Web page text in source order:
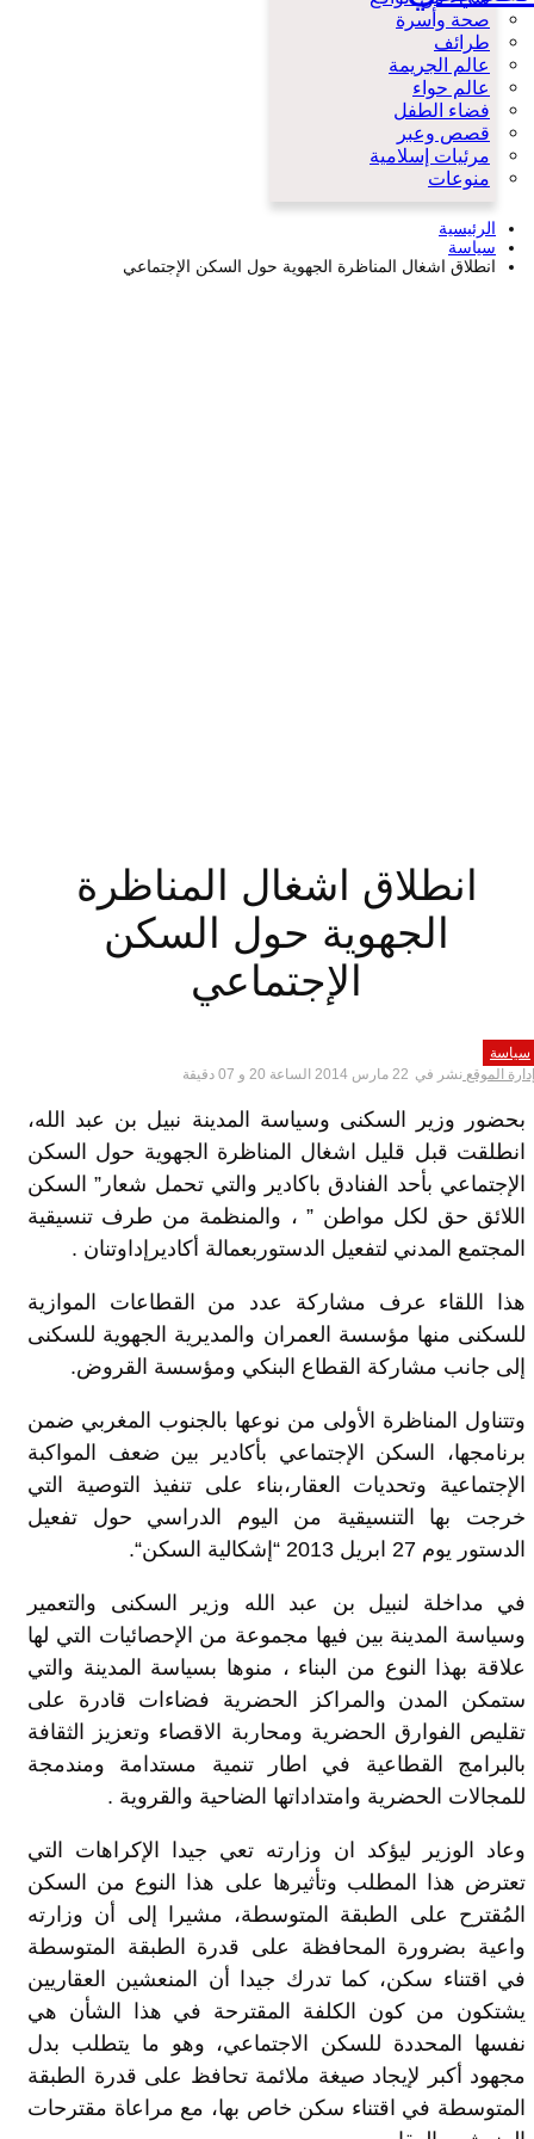
صحة وأسرة
طرائف
عالم الجريمة
عالم حواء
فضاء الطفل
قصص وعبر
مرئيات إسلامية
منوعات
الرئيسية
سياسة
انطلاق اشغال المناظرة الجهوية حول السكن الإجتماعي
انطلاق اشغال المناظرة
الجهوية حول السكن
الإجتماعي
سياسة
إدارة الموقع نشر في 22 مارس 2014 الساعة 20 و 07 دقيقة
بحضور وزير السكنى وسياسة المدينة نبيل بن عبد الله،
انطلقت قبل قليل اشغال المناظرة الجهوية حول السكن
الإجتماعي بأحد الفنادق باكادير والتي تحمل شعار” السكن
اللائق حق لكل مواطن ” ، والمنظمة من طرف تنسيقية
المجتمع المدني لتفعيل الدستوربعمالة أكاديرإداوتنان .
هذا اللقاء عرف مشاركة عدد من القطاعات الموازية
للسكنى منها مؤسسة العمران والمديرية الجهوية للسكنى
إلى جانب مشاركة القطاع البنكي ومؤسسة القروض.
وتتناول المناظرة الأولى من نوعها بالجنوب المغربي ضمن
برنامجها، السكن الإجتماعي بأكادير بين ضعف المواكبة
الإجتماعية وتحديات العقار،بناء على تنفيذ التوصية التي
خرجت بها التنسيقية من اليوم الدراسي حول تفعيل
الدستور يوم 27 ابريل 2013 “إشكالية السكن“.
في مداخلة لنبيل بن عبد الله وزير السكنى والتعمير
وسياسة المدينة بين فيها مجموعة من الإحصائيات التي لها
علاقة بهذا النوع من البناء ، منوها بسياسة المدينة والتي
ستمكن المدن والمراكز الحضرية فضاءات قادرة على
تقليص الفوارق الحضرية ومحاربة الاقصاء وتعزيز الثقافة
بالبرامج القطاعية في اطار تنمية مستدامة ومندمجة
للمجالات الحضرية وامتداداتها الضاحية والقروية .
وعاد الوزير ليؤكد ان وزارته تعي جيدا الإكراهات التي
تعترض هذا المطلب وتأثيرها على هذا النوع من السكن
المُقترح على الطبقة المتوسطة، مشيرا إلى أن وزارته
واعية بضرورة المحافظة على قدرة الطبقة المتوسطة
في اقتناء سكن، كما تدرك جيدا أن المنعشين العقاريين
يشتكون من كون الكلفة المقترحة في هذا الشأن هي
نفسها المحددة للسكن الاجتماعي، وهو ما يتطلب بدل
مجهود أكبر لإيجاد صيغة ملائمة تحافظ على قدرة الطبقة
المتوسطة في اقتناء سكن خاص بها، مع مراعاة مقترحات